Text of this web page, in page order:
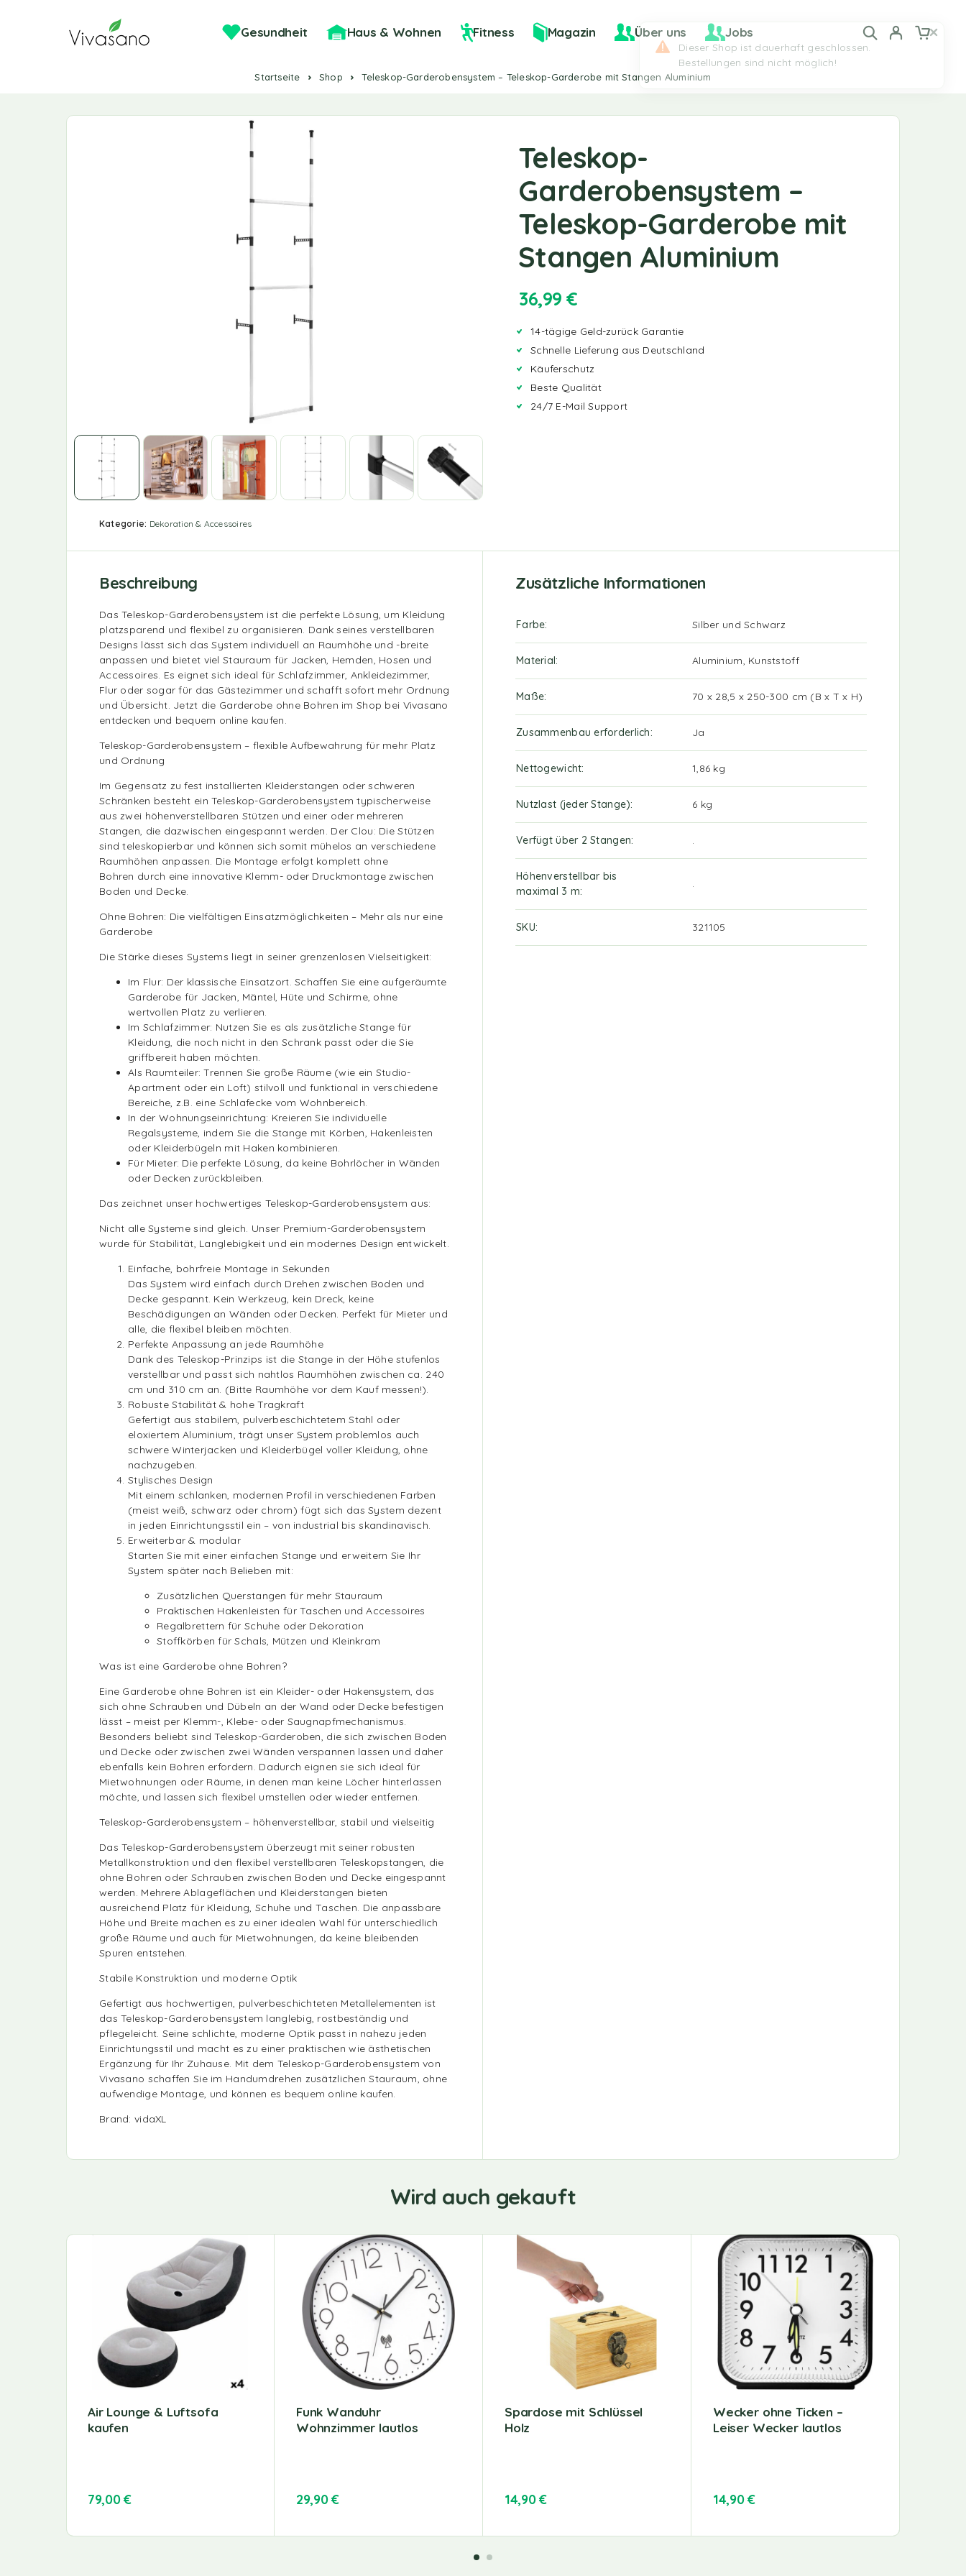
Gesundheit Haus & Wohnen Fitness Magazin Über uns Jobs
Startseite Shop Teleskop-Garderobensystem – Teleskop-Garderobe mit Stangen Aluminium
Kategorie: Dekoration & Accessoires
Teleskop-
Garderobensystem –
Teleskop-Garderobe mit
Stangen Aluminium
36,99 €
14-tägige Geld-zurück Garantie
Schnelle Lieferung aus Deutschland
Käuferschutz
Beste Qualität
24/7 E-Mail Support
Beschreibung
Das Teleskop-Garderobensystem ist die perfekte Lösung, um Kleidung
platzsparend und flexibel zu organisieren. Dank seines verstellbaren
Designs lässt sich das System individuell an Raumhöhe und -breite
anpassen und bietet viel Stauraum für Jacken, Hemden, Hosen und
Accessoires. Es eignet sich ideal für Schlafzimmer, Ankleidezimmer,
Flur oder sogar für das Gästezimmer und schafft sofort mehr Ordnung
und Übersicht. Jetzt die Garderobe ohne Bohren im Shop bei Vivasano
entdecken und bequem online kaufen.
Teleskop-Garderobensystem – flexible Aufbewahrung für mehr Platz
und Ordnung
Im Gegensatz zu fest installierten Kleiderstangen oder schweren
Schränken besteht ein Teleskop-Garderobensystem typischerweise
aus zwei höhenverstellbaren Stützen und einer oder mehreren
Stangen, die dazwischen eingespannt werden. Der Clou: Die Stützen
sind teleskopierbar und können sich somit mühelos an verschiedene
Raumhöhen anpassen. Die Montage erfolgt komplett ohne
Bohren durch eine innovative Klemm- oder Druckmontage zwischen
Boden und Decke.
Ohne Bohren: Die vielfältigen Einsatzmöglichkeiten – Mehr als nur eine
Garderobe
Die Stärke dieses Systems liegt in seiner grenzenlosen Vielseitigkeit:
Im Flur: Der klassische Einsatzort. Schaffen Sie eine aufgeräumte
Garderobe für Jacken, Mäntel, Hüte und Schirme, ohne
wertvollen Platz zu verlieren.
Im Schlafzimmer: Nutzen Sie es als zusätzliche Stange für
Kleidung, die noch nicht in den Schrank passt oder die Sie
griffbereit haben möchten.
Als Raumteiler: Trennen Sie große Räume (wie ein Studio-
Apartment oder ein Loft) stilvoll und funktional in verschiedene
Bereiche, z.B. eine Schlafecke vom Wohnbereich.
In der Wohnungseinrichtung: Kreieren Sie individuelle
Regalsysteme, indem Sie die Stange mit Körben, Hakenleisten
oder Kleiderbügeln mit Haken kombinieren.
Für Mieter: Die perfekte Lösung, da keine Bohrlöcher in Wänden
oder Decken zurückbleiben.
Das zeichnet unser hochwertiges Teleskop-Garderobensystem aus:
Nicht alle Systeme sind gleich. Unser Premium-Garderobensystem
wurde für Stabilität, Langlebigkeit und ein modernes Design entwickelt.
Einfache, bohrfreie Montage in Sekunden
Das System wird einfach durch Drehen zwischen Boden und
Decke gespannt. Kein Werkzeug, kein Dreck, keine
Beschädigungen an Wänden oder Decken. Perfekt für Mieter und
alle, die flexibel bleiben möchten.
Perfekte Anpassung an jede Raumhöhe
Dank des Teleskop-Prinzips ist die Stange in der Höhe stufenlos
verstellbar und passt sich nahtlos Raumhöhen zwischen ca. 240
cm und 310 cm an. (Bitte Raumhöhe vor dem Kauf messen!).
Robuste Stabilität & hohe Tragkraft
Gefertigt aus stabilem, pulverbeschichtetem Stahl oder
eloxiertem Aluminium, trägt unser System problemlos auch
schwere Winterjacken und Kleiderbügel voller Kleidung, ohne
nachzugeben.
Stylisches Design
Mit einem schlanken, modernen Profil in verschiedenen Farben
(meist weiß, schwarz oder chrom) fügt sich das System dezent
in jeden Einrichtungsstil ein – von industrial bis skandinavisch.
Erweiterbar & modular
Starten Sie mit einer einfachen Stange und erweitern Sie Ihr
System später nach Belieben mit:
Zusätzlichen Querstangen für mehr Stauraum
Praktischen Hakenleisten für Taschen und Accessoires
Regalbrettern für Schuhe oder Dekoration
Stoffkörben für Schals, Mützen und Kleinkram
Was ist eine Garderobe ohne Bohren?
Eine Garderobe ohne Bohren ist ein Kleider- oder Haken­system, das
sich ohne Schrauben und Dübeln an der Wand oder Decke befestigen
lässt – meist per Klemm-, Klebe- oder Saugnapfmechanismus.
Besonders beliebt sind Teleskop-Garderoben, die sich zwischen Boden
und Decke oder zwischen zwei Wänden verspannen lassen und daher
ebenfalls kein Bohren erfordern. Dadurch eignen sie sich ideal für
Mietwohnungen oder Räume, in denen man keine Löcher hinterlassen
möchte, und lassen sich flexibel umstellen oder wieder entfernen.
Teleskop-Garderobensystem – höhenverstellbar, stabil und vielseitig
Das Teleskop-Garderobensystem überzeugt mit seiner robusten
Metallkonstruktion und den flexibel verstellbaren Teleskopstangen, die
ohne Bohren oder Schrauben zwischen Boden und Decke eingespannt
werden. Mehrere Ablageflächen und Kleiderstangen bieten
ausreichend Platz für Kleidung, Schuhe und Taschen. Die anpassbare
Höhe und Breite machen es zu einer idealen Wahl für unterschiedlich
große Räume und auch für Mietwohnungen, da keine bleibenden
Spuren entstehen.
Stabile Konstruktion und moderne Optik
Gefertigt aus hochwertigen, pulverbeschichteten Metallelementen ist
das Teleskop-Garderobensystem langlebig, rostbeständig und
pflegeleicht. Seine schlichte, moderne Optik passt in nahezu jeden
Einrichtungsstil und macht es zu einer praktischen wie ästhetischen
Ergänzung für Ihr Zuhause. Mit dem Teleskop-Garderobensystem von
Vivasano schaffen Sie im Handumdrehen zusätzlichen Stauraum, ohne
aufwendige Montage, und können es bequem online kaufen.
Brand: vidaXL
Zusätzliche Informationen
Farbe Silber und Schwarz
Material Aluminium, Kunststoff
Maße 70 x 28,5 x 250-300 cm (B x T x H)
Zusammenbau erforderlich Ja
Nettogewicht 1,86 kg
Nutzlast (jeder Stange) 6 kg
Verfügt über 2 Stangen .
Höhenverstellbar bis
maximal 3 m
.
SKU 321105
Wird auch gekauft
Air Lounge & Luftsofa
kaufen
79,00€
Funk Wanduhr
Wohnzimmer lautlos
29,90€
Spardose mit Schlüssel
Holz
14,90€
Wecker ohne Ticken –
Leiser Wecker lautlos
14,90€